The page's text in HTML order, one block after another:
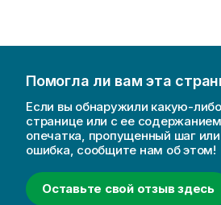
Помогла ли вам эта
Если вы обнаружили какую-
странице или с ее
опечатка, пропущенный шаг
ошибка, сообщите нам об этом!
Оставьте свой отзыв здесь